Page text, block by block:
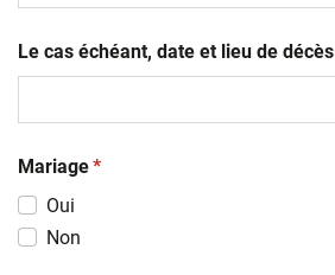
Le cas échéant, date et lieu de décès
Mariage(obligatoire)
*
Oui
Non